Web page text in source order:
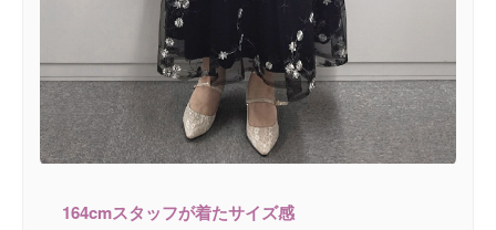
164cmスタッフが着たサイズ感